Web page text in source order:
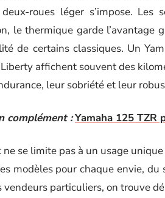
roues léger s’impose.
le thermique garde
de certains classiques. Un
affichent souvent des
leur sobriété et leur
complément :Yamaha 125 TZR
ne se limite pas à un usage
modèles pour chaque envie,
vendeurs particuliers, on trouve